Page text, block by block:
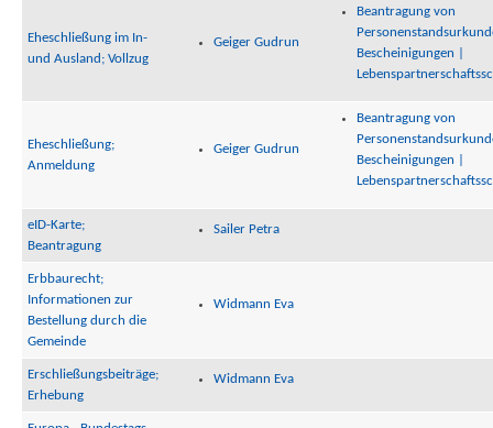
Eheschließung im In-
und Ausland; Vollzug
Geiger Gudrun
Beantragung von
Bescheinigungen |
Eheschließung;
Anmeldung
Geiger Gudrun
Beantragung von
Bescheinigungen |
eID-Karte;
Beantragung
Sailer Petra
Erbbaurecht;
Informationen zur
Bestellung durch die
Gemeinde
Widmann Eva
Erschließungsbeiträge;
Erhebung
Widmann Eva